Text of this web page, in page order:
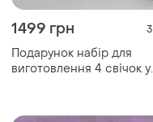
1499 грн 3
Подарунок набір для
виготовлення 4 свічок у